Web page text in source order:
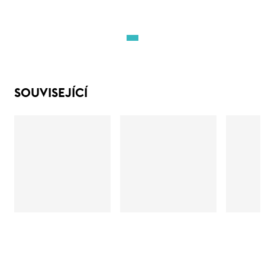
SOUVISEJÍCÍ